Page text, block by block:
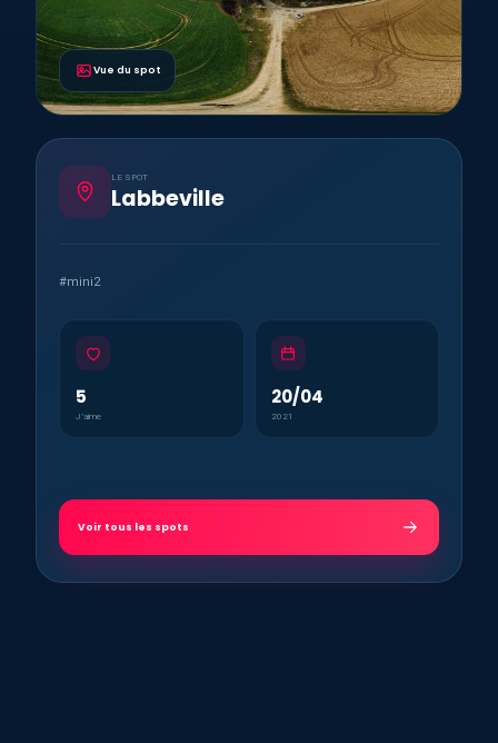
Vue du spot
LE SPOT
Labbeville
#mini2
5
J’aime
20/04
2021
Voir tous les spots